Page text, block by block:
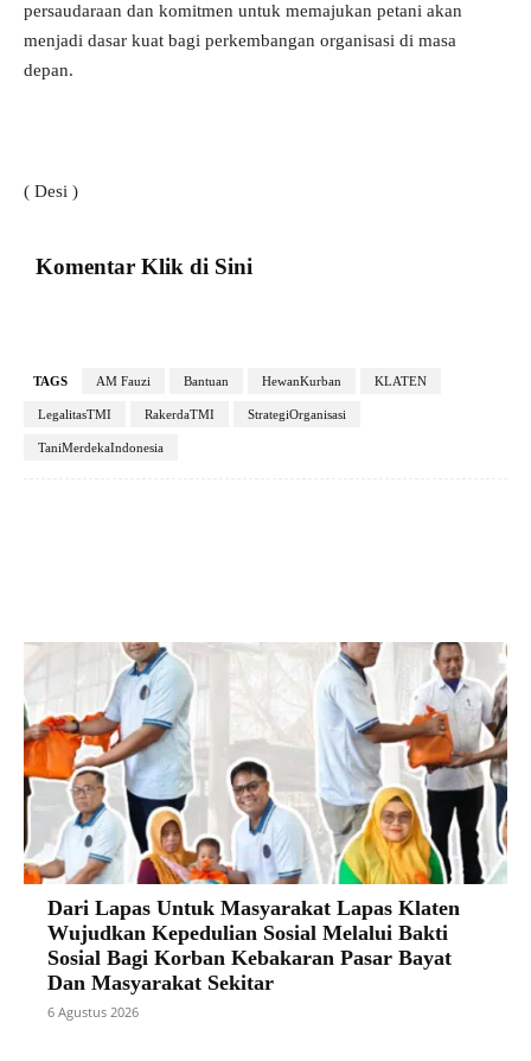
persaudaraan dan komitmen untuk memajukan petani akan
menjadi dasar kuat bagi perkembangan organisasi di masa
depan.
( Desi )
Komentar Klik di Sini
TAGS AM Fauzi Bantuan HewanKurban KLATEN
LegalitasTMI RakerdaTMI StrategiOrganisasi
TaniMerdekaIndonesia
Dari Lapas Untuk Masyarakat Lapas Klaten
Wujudkan Kepedulian Sosial Melalui Bakti
Sosial Bagi Korban Kebakaran Pasar Bayat
Dan Masyarakat Sekitar
6 Agustus 2026